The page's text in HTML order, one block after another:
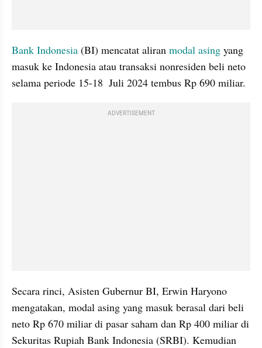
Bank Indonesia (BI) mencatat aliran modal asing yang
masuk ke Indonesia atau transaksi nonresiden beli neto
selama periode 15-18  Juli 2024 tembus Rp 690 miliar.
ADVERTISEMENT
Secara rinci, Asisten Gubernur BI, Erwin Haryono
mengatakan, modal asing yang masuk berasal dari beli
neto Rp 670 miliar di pasar saham dan Rp 400 miliar di
Sekuritas Rupiah Bank Indonesia (SRBI). Kemudian